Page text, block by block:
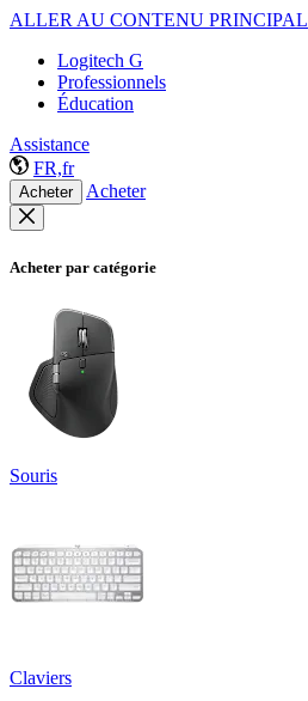
ALLER AU CONTENU PRINCIPAL
Logitech G
Professionnels
Éducation
Assistance
FR,fr
Acheter Acheter
Acheter par catégorie
Souris
Claviers